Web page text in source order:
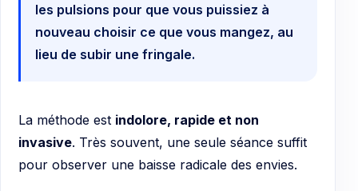
les pulsions pour que vous puissiez à
nouveau choisir ce que vous mangez, au
lieu de subir une fringale.
La méthode est indolore, rapide et non
invasive. Très souvent, une seule séance suffit
pour observer une baisse radicale des envies.